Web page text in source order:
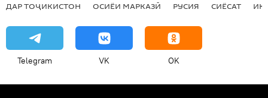
ДАР ТОҶИКИСТОН ОСИЁИ МАРКАЗӢ РУСИЯ СИЁСАТ
Telegram VK OK